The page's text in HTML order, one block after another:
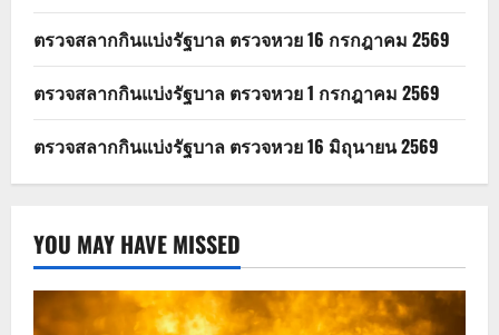
ตรวจสลากกินแบ่งรัฐบาล ตรวจหวย 16 กรกฎาคม 2569
ตรวจสลากกินแบ่งรัฐบาล ตรวจหวย 1 กรกฎาคม 2569
ตรวจสลากกินแบ่งรัฐบาล ตรวจหวย 16 มิถุนายน 2569
YOU MAY HAVE MISSED